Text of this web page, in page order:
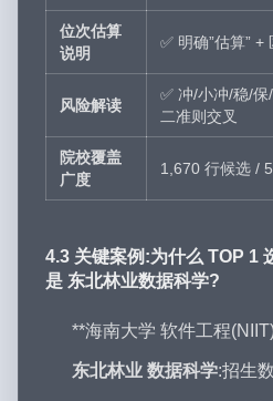
位次估算
说明
✅ 明确”估算” +
风险解读
✅ 冲/小冲/稳/
二准则交叉
院校覆盖
广度
1,670 行候选 /
4.3 关键案例:为什么 TOP 1
是 东北林业数据科学?
**海南大学 软件工程
东北林业 数据科学:招生数